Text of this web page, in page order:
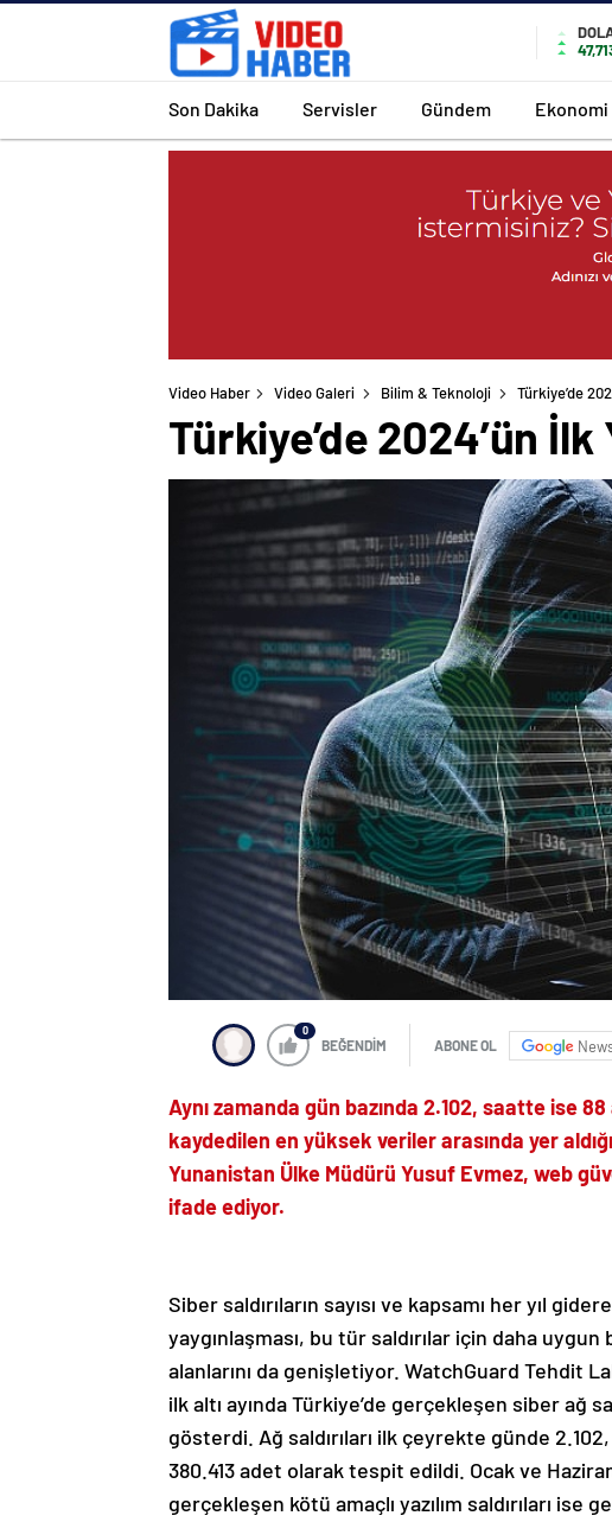
Son Dakika Servisler Gündem Ekonomi
Video Haber Video Galeri Bilim & Teknoloji Türkiye’de
Türkiye’de 2024’ün İlk
0
BEĞENDİM ABONE OL
Aynı zamanda gün bazında 2.102, saatte ise
kaydedilen en yüksek veriler arasında yer
Yunanistan Ülke Müdürü Yusuf Evmez, web
ifade ediyor.
Siber saldırıların sayısı ve kapsamı her yıl
yaygınlaşması, bu tür saldırılar için daha
alanlarını da genişletiyor. WatchGuard Tehdit
ilk altı ayında Türkiye’de gerçekleşen siber ağ
gösterdi. Ağ saldırıları ilk çeyrekte günde
380.413 adet olarak tespit edildi. Ocak ve
gerçekleşen kötü amaçlı yazılım saldırıları